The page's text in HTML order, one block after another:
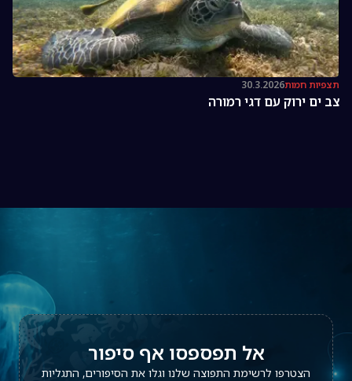
תצפיות חמות30.3.2026
צב ים ירוק עם דגי רמורה
אל תפספסו אף סיפור
הצטרפו לרשימת התפוצה שלנו וגלו את הסיפורים, התגליות